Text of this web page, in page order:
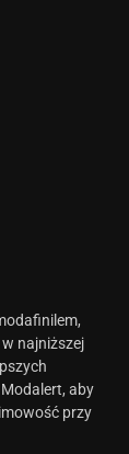
najniższej
aby
przy